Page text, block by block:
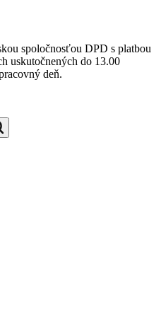
spoločnosťou DPD s platbou
uskutočnených do 13.00
deň.